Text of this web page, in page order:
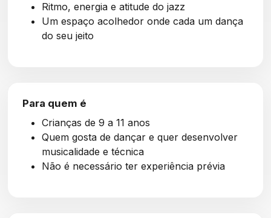
Ritmo, energia e atitude do jazz
Um espaço acolhedor onde cada um dança
do seu jeito
Para quem é
Crianças de 9 a 11 anos
Quem gosta de dançar e quer desenvolver
musicalidade e técnica
Não é necessário ter experiência prévia